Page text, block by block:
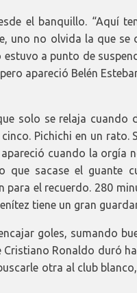
el banquillo. “Aquí
uno no olvida la que se
a punto de
apareció Belén
solo se relaja cuando
Pichichi en un rato.
cuando la orgía
que sacase el guante
el recuerdo. 280
tiene un gran
goles, sumando
Ronaldo duró
otra al club